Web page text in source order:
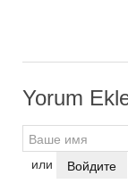
Yorum
или Войдите